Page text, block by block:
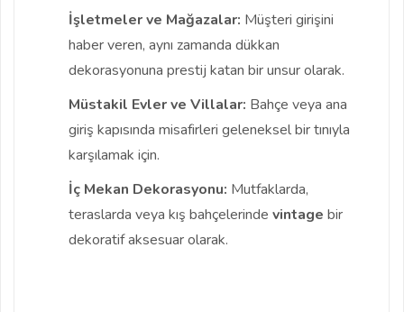
İşletmeler ve Mağazalar: Müşteri girişini
haber veren, aynı zamanda dükkan
dekorasyonuna prestij katan bir unsur olarak.
Müstakil Evler ve Villalar: Bahçe veya ana
giriş kapısında misafirleri geleneksel bir tınıyla
karşılamak için.
İç Mekan Dekorasyonu: Mutfaklarda,
teraslarda veya kış bahçelerinde vintage bir
dekoratif aksesuar olarak.